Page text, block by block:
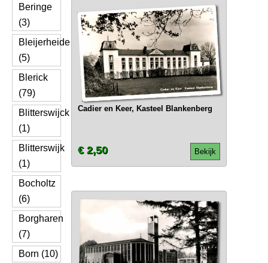
Beringe
(3)
Bleijerheide
(5)
Blerick
(79)
Blitterswijck
(1)
Blitterswijk
(1)
Bocholtz
(6)
Borgharen
(7)
Born (10)
Cadier en Keer, Kasteel Blankenberg
Bekijk
€ 2,50